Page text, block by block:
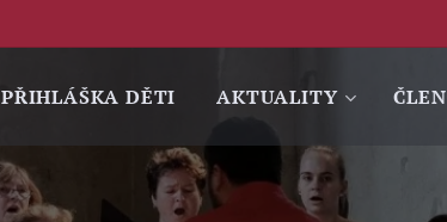
PŘIHLÁŠKA DĚTI AKTUALITY